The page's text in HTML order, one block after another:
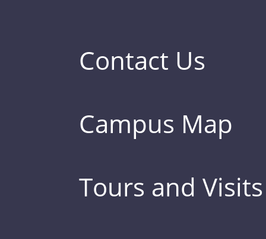
Contact Us
Campus Map
Tours and Visits